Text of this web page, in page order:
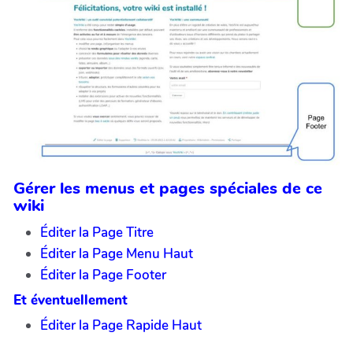
Gérer les menus et pages spéciales de ce
wiki
Éditer la Page Titre
Éditer la Page Menu Haut
Éditer la Page Footer
Et éventuellement
Éditer la Page Rapide Haut